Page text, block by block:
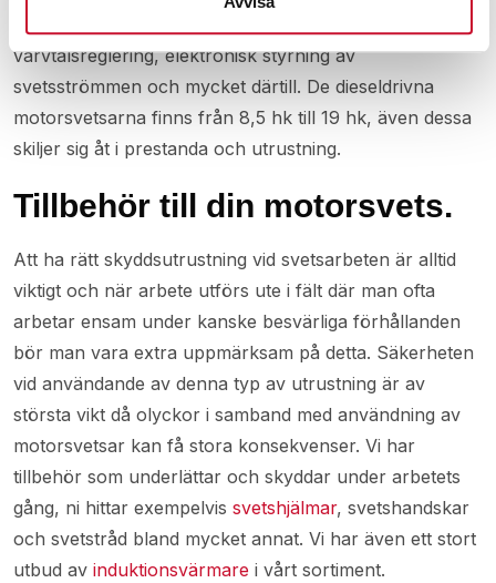
varvtalsreglering, elektronisk styrning av
svetsströmmen och mycket därtill. De dieseldrivna
motorsvetsarna finns från 8,5 hk till 19 hk, även dessa
skiljer sig åt i prestanda och utrustning.
Tillbehör till din motorsvets.
Att ha rätt skyddsutrustning vid svetsarbeten är alltid
viktigt och när arbete utförs ute i fält där man ofta
arbetar ensam under kanske besvärliga förhållanden
bör man vara extra uppmärksam på detta. Säkerheten
vid användande av denna typ av utrustning är av
största vikt då olyckor i samband med användning av
motorsvetsar kan få stora konsekvenser. Vi har
tillbehör som underlättar och skyddar under arbetets
gång, ni hittar exempelvis svetshjälmar, svetshandskar
och svetstråd bland mycket annat. Vi har även ett stort
utbud av induktionsvärmare i vårt sortiment.